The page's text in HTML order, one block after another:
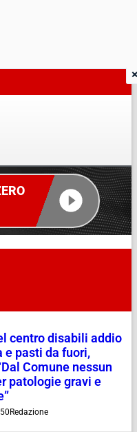
centro disabili addio
e pasti da fuori,
Comune nessun
patologie gravi e
Redazione